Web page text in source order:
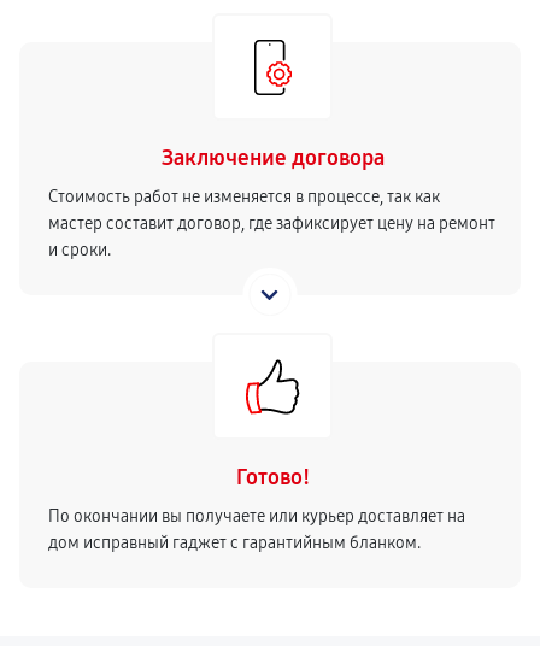
Заключение договора
Стоимость работ не изменяется в процессе, так как
мастер составит договор, где зафиксирует цену на ремонт
и сроки.
Готово!
По окончании вы получаете или курьер доставляет на
дом исправный гаджет с гарантийным бланком.